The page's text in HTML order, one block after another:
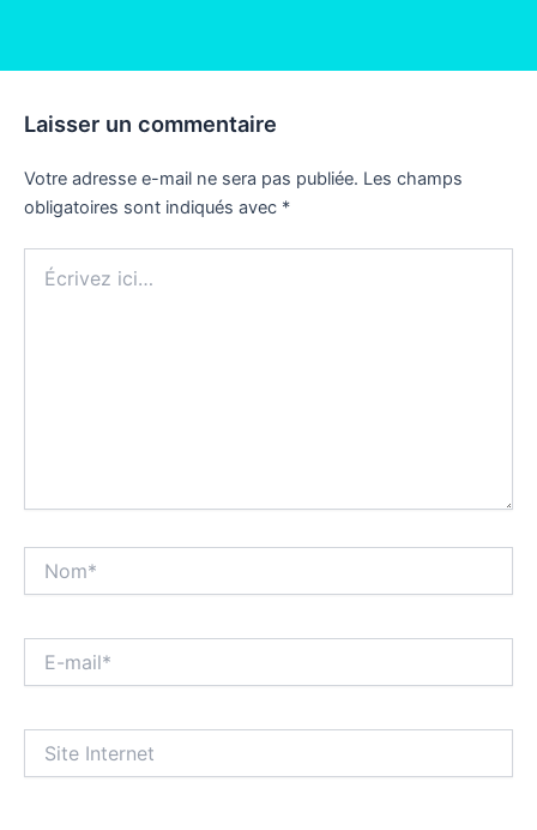
Laisser un commentaire
Votre adresse e-mail ne sera pas publiée. Les champs
obligatoires sont indiqués avec *
ici…
mail*
Internet